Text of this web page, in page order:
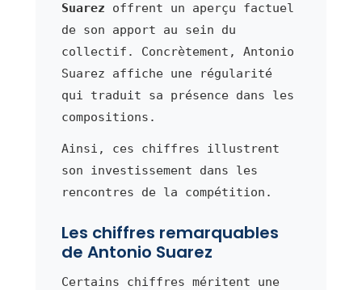
Suarez offrent un aperçu factuel
de son apport au sein du
collectif. Concrètement, Antonio
Suarez affiche une régularité
qui traduit sa présence dans les
compositions.
Ainsi, ces chiffres illustrent
son investissement dans les
rencontres de la compétition.
Les chiffres remarquables
de Antonio Suarez
Certains chiffres méritent une